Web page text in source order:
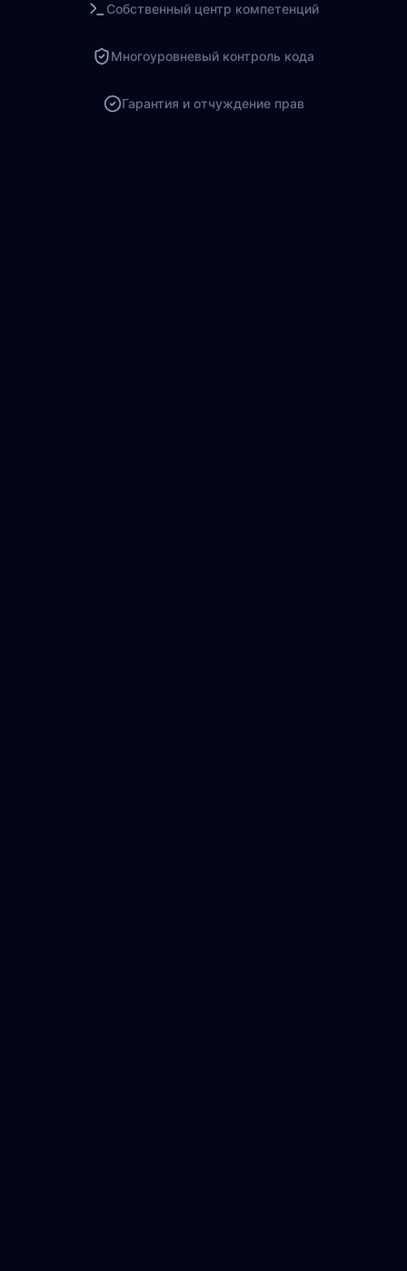
Собственный центр компетенций
Многоуровневый контроль кода
Гарантия и отчуждение прав